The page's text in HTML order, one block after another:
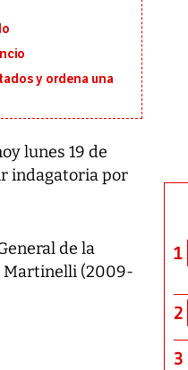
y ordena una
lunes 19 de
indagatoria por
de la
Martinelli (2009-
1
2
3